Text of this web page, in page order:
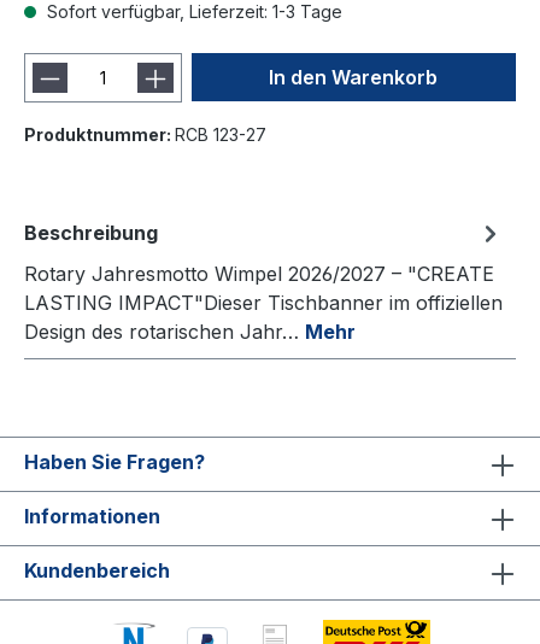
Sofort verfügbar, Lieferzeit: 1-3 Tage
In den Warenkorb
Produktnummer: RCB 123-27
Beschreibung
Rotary Jahresmotto Wimpel 2026/2027 – "CREATE
LASTING IMPACT"Dieser Tischbanner im offiziellen
Design des rotarischen Jahr… Mehr
Haben Sie Fragen?
Informationen
Kundenbereich